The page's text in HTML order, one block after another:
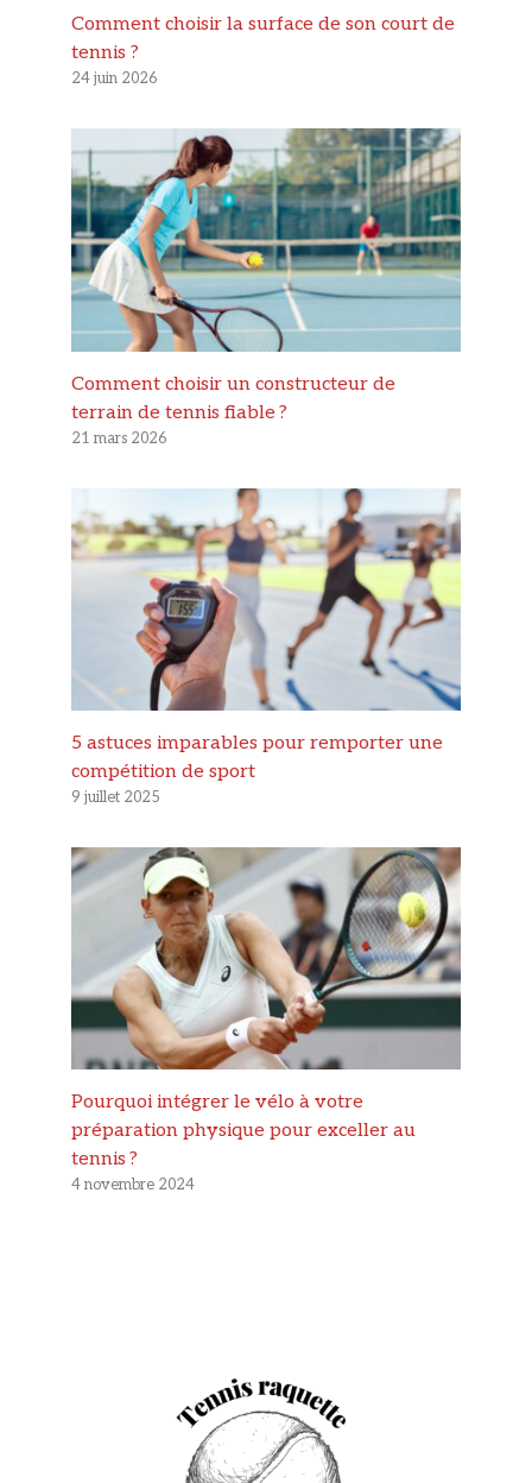
Comment choisir la surface de son court de
tennis ?
24 juin 2026
Comment choisir un constructeur de
terrain de tennis fiable ?
21 mars 2026
5 astuces imparables pour remporter une
compétition de sport
9 juillet 2025
Pourquoi intégrer le vélo à votre
préparation physique pour exceller au
tennis ?
4 novembre 2024